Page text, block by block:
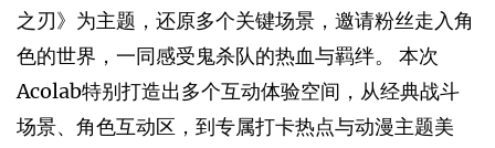
之刃》为主题，还原多个关键场景，邀请粉丝走入角
色的世界，一同感受鬼杀队的热血与羁绊。 本次
Acolab特别打造出多个互动体验空间，从经典战斗
场景、角色互动区，到专属打卡热点与动漫主题美